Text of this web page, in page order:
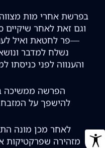
בפרשת אחרי מות
וגם זאת לאחר
—פר לחטאת ואיל
נשלח למדבר
והענווה לפני
הפרשה ממשיכה
להישפך על
לאחר מכן מונה
מזהירה שפרקטיקות